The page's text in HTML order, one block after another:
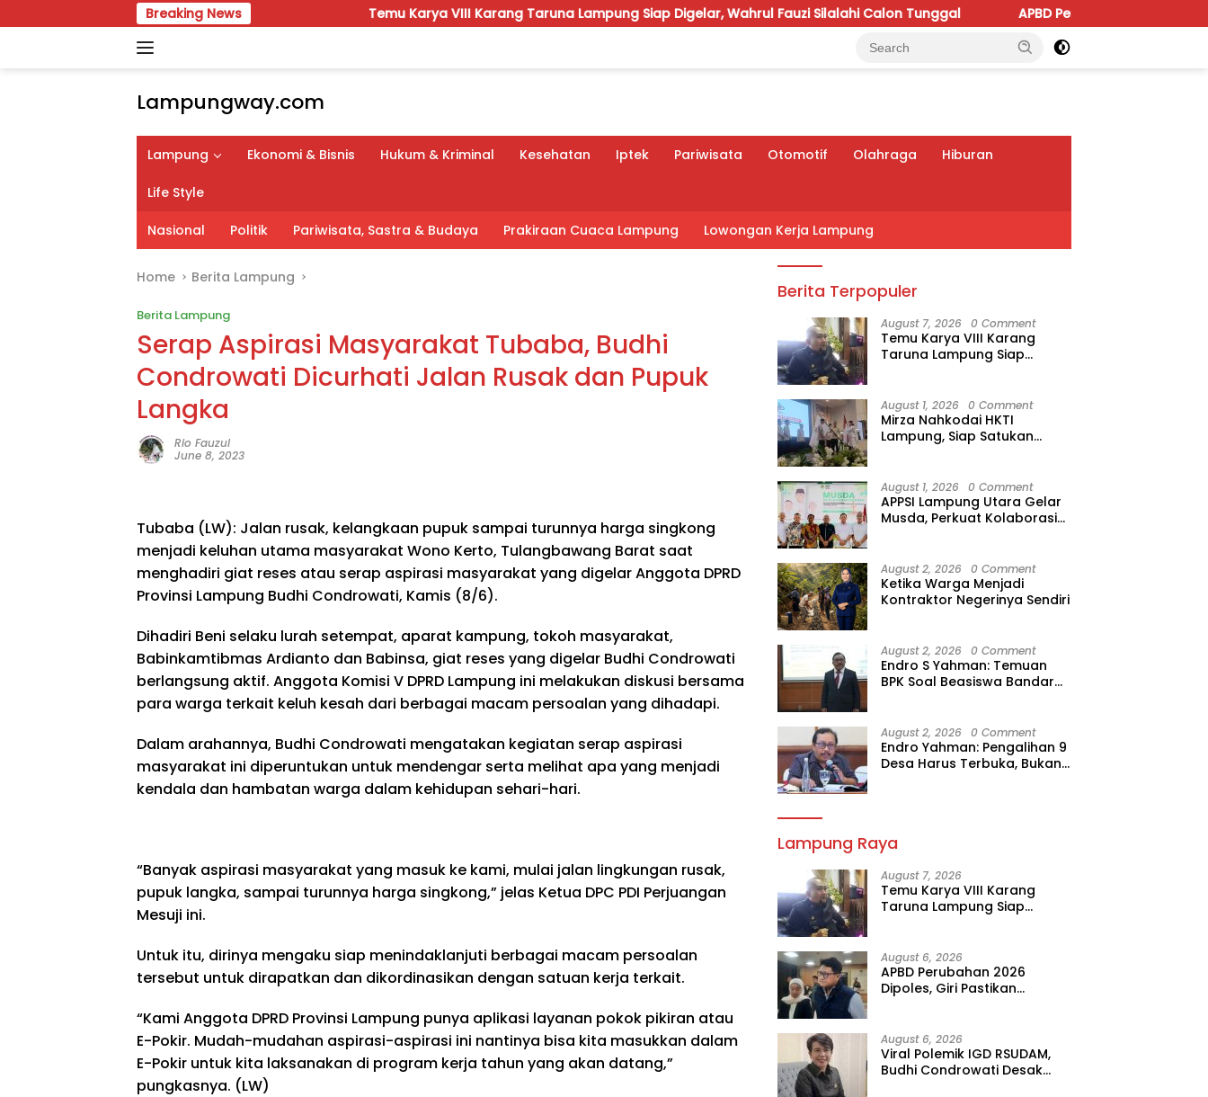
to
Breaking NewsTemu Karya VIII Karang Taruna Lampung Siap Digelar, Wahrul Fauzi Silalahi Calon Tunggal APBD Perubahan 2026 Dipoles, Giri Pastikan
Lampungway.com
Berita
Daerah
Lampung
Terpercaya
dan
Terupdate
Lampung Ekonomi & Bisnis Hukum & Kriminal Kesehatan Iptek Pariwisata Otomotif Olahraga Hiburan
Life Style
Nasional Politik Pariwisata, Sastra & Budaya Prakiraan Cuaca Lampung Lowongan Kerja Lampung
Home Berita Lampung
Berita Lampung
Serap Aspirasi Masyarakat Tubaba, Budhi
Condrowati Dicurhati Jalan Rusak dan Pupuk
Langka
Rio Fauzul
June 8, 2023
Tubaba (LW): Jalan rusak, kelangkaan pupuk sampai turunnya harga singkong
menjadi keluhan utama masyarakat Wono Kerto, Tulangbawang Barat saat
menghadiri giat reses atau serap aspirasi masyarakat yang digelar Anggota DPRD
Provinsi Lampung Budhi Condrowati, Kamis (8/6).
Dihadiri Beni selaku lurah setempat, aparat kampung, tokoh masyarakat,
Babinkamtibmas Ardianto dan Babinsa, giat reses yang digelar Budhi Condrowati
berlangsung aktif. Anggota Komisi V DPRD Lampung ini melakukan diskusi bersama
para warga terkait keluh kesah dari berbagai macam persoalan yang dihadapi.
Dalam arahannya, Budhi Condrowati mengatakan kegiatan serap aspirasi
masyarakat ini diperuntukan untuk mendengar serta melihat apa yang menjadi
kendala dan hambatan warga dalam kehidupan sehari-hari.
“Banyak aspirasi masyarakat yang masuk ke kami, mulai jalan lingkungan rusak,
pupuk langka, sampai turunnya harga singkong,” jelas Ketua DPC PDI Perjuangan
Mesuji ini.
Untuk itu, dirinya mengaku siap menindaklanjuti berbagai macam persoalan
tersebut untuk dirapatkan dan dikordinasikan dengan satuan kerja terkait.
“Kami Anggota DPRD Provinsi Lampung punya aplikasi layanan pokok pikiran atau
E-Pokir. Mudah-mudahan aspirasi-aspirasi ini nantinya bisa kita masukkan dalam
E-Pokir untuk kita laksanakan di program kerja tahun yang akan datang,”
pungkasnya. (LW)
Berita Terpopuler
August 7, 2026 0 Comment
Temu Karya VIII Karang
Taruna Lampung Siap
August 1, 2026 0 Comment
Mirza Nahkodai HKTI
Lampung, Siap Satukan
August 1, 2026 0 Comment
APPSI Lampung Utara Gelar
Musda, Perkuat Kolaborasi
Bermartabat
August 2, 2026 0 Comment
Ketika Warga Menjadi
Kontraktor Negerinya Sendiri
August 2, 2026 0 Comment
Endro S Yahman: Temuan
BPK Soal Beasiswa Bandar
August 2, 2026 0 Comment
Endro Yahman: Pengalihan 9
Desa Harus Terbuka, Bukan
Lampung Raya
August 7, 2026
Temu Karya VIII Karang
Taruna Lampung Siap
August 6, 2026
APBD Perubahan 2026
Dipoles, Giri Pastikan
August 6, 2026
Viral Polemik IGD RSUDAM,
Budhi Condrowati Desak